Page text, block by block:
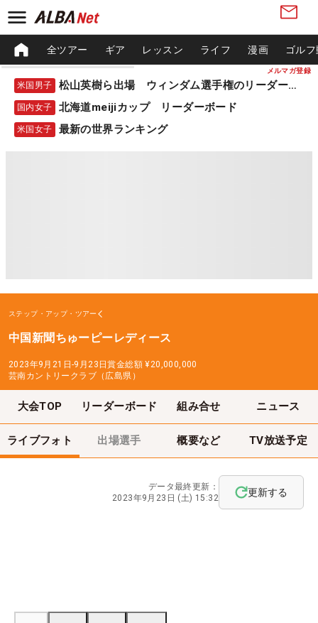
メルマガ登録
全ツアー ギア レッスン ライフ 漫画 ゴル
米国男子 松山英樹ら出場 ウィンダム選手権のリーダーボード
国内女子 北海道meijiカップ リーダーボード
米国女子 最新の世界ランキング
ステップ・アップ・ツアー
中国新聞ちゅーピーレディース
2023年9月21日-9月23日賞金総額 ¥20,000,000
芸南カントリークラブ（広島県）
大会TOP リーダーボード 組み合せ ニュース
ライブフォト 出場選手 概要など TV放送予定
データ最終更新：
2023年9月23日 (土) 15:32
更新する